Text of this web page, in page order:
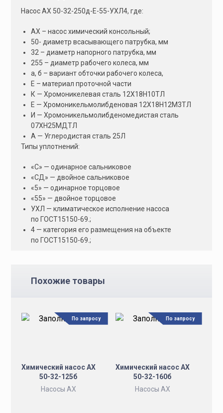
Насос АХ 50-32-250д-Е-55-УХЛ4, где:
АХ – насос химический консольный;
50- диаметр всасывающего патрубка, мм
32 – диаметр напорного патрубка, мм
255 – диаметр рабочего колеса, мм
а, б – вариант обточки рабочего колеса,
Е – материал проточной части
К — Хромоникелевая сталь 12Х18Н10ТЛ
Е — Хромоникельмолибденовая 12Х18Н12М3ТЛ
И — Хромоникельмолибденомедистая сталь
07ХН25МДТЛ
А — Углеродистая сталь 25Л
Типы уплотнений:
«С» — одинарное сальниковое
«СД» — двойное сальниковое
«5» — одинарное торцовое
«55» — двойное торцовое
УХЛ — климатическое исполнение насоса
по ГОСТ15150-69.;
4 — категория его размещения на объекте
по ГОСТ15150-69.;
Похожие товары
Химический насос АХ
50-32-125б
Насосы АХ
По запросу
Химический насос АХ
50-32-160б
Насосы АХ
По запросу